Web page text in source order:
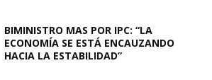
BIMINISTRO MAS POR IPC: “LA
ECONOMÍA SE ESTÁ ENCAUZANDO
HACIA LA ESTABILIDAD”